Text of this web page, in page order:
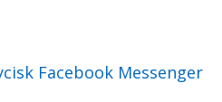
Facebook Messenger